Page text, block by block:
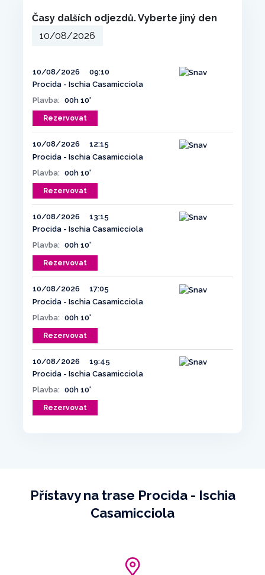
Časy dalších odjezdů. Vyberte jiný den
10/08/2026
09:10
Procida - Ischia Casamicciola
Plavba: 00h 10'
Rezervovat
10/08/2026
12:15
Procida - Ischia Casamicciola
Plavba: 00h 10'
Rezervovat
10/08/2026
13:15
Procida - Ischia Casamicciola
Plavba: 00h 10'
Rezervovat
10/08/2026
17:05
Procida - Ischia Casamicciola
Plavba: 00h 10'
Rezervovat
10/08/2026
19:45
Procida - Ischia Casamicciola
Plavba: 00h 10'
Rezervovat
Přístavy na trase Procida - Ischia
Casamicciola